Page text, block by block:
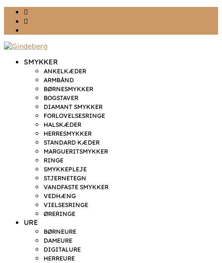
SMYKKER
ANKELKÆDER
ARMBÅND
BØRNESMYKKER
BOGSTAVER
DIAMANT SMYKKER
FORLOVELSESRINGE
HALSKÆDER
HERRESMYKKER
STANDARD KÆDER
MARGUERITSMYKKER
RINGE
SMYKKEPLEJE
STJERNETEGN
VANDFASTE SMYKKER
VEDHÆNG
VIELSESRINGE
ØRERINGE
URE
BØRNEURE
DAMEURE
DIGITALURE
HERREURE